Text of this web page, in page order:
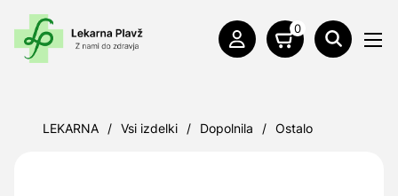
0
LEKARNA / Vsi izdelki / Dopolnila / Ostalo